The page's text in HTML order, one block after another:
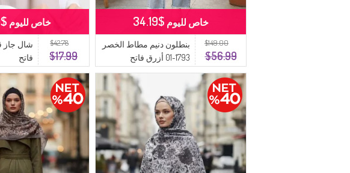
$149.00
$56.99
بنطلون دنيم مطاط الخصر
1793-01 أزرق فاتح
خاص لليوم $34.19
$42.78
$17.99
فاتح
خاص لليوم $10.79